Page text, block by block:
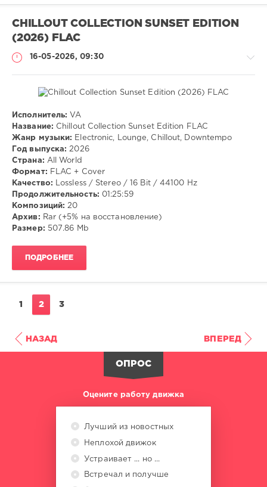
CHILLOUT COLLECTION SUNSET EDITION
(2026) FLAC
16-05-2026, 09:30
Музыка
VANGOG19
Chillout
Downtempo
Исполнитель: VA
Название: Chillout Collection Sunset Edition FLAC
Жанр музыки:
Electronic, Lounge, Chillout, Downtempo
Год выпуска: 2026
Страна: All World
Формат: FLAC + Cover
Качество: Lossless / Stereo / 16 Bit / 44100 Hz
Продолжительность: 01:25:59
Композиций: 20
Архив: Rar (+5% на восстановление)
Размер: 507.86 Mb
ПОДРОБНЕЕ
1 2 3
НАЗАД ВПЕРЕД
ОПРОС
Оцените работу движка
Лучший из новостных
Неплохой движок
Устраивает ... но ...
Встречал и получше